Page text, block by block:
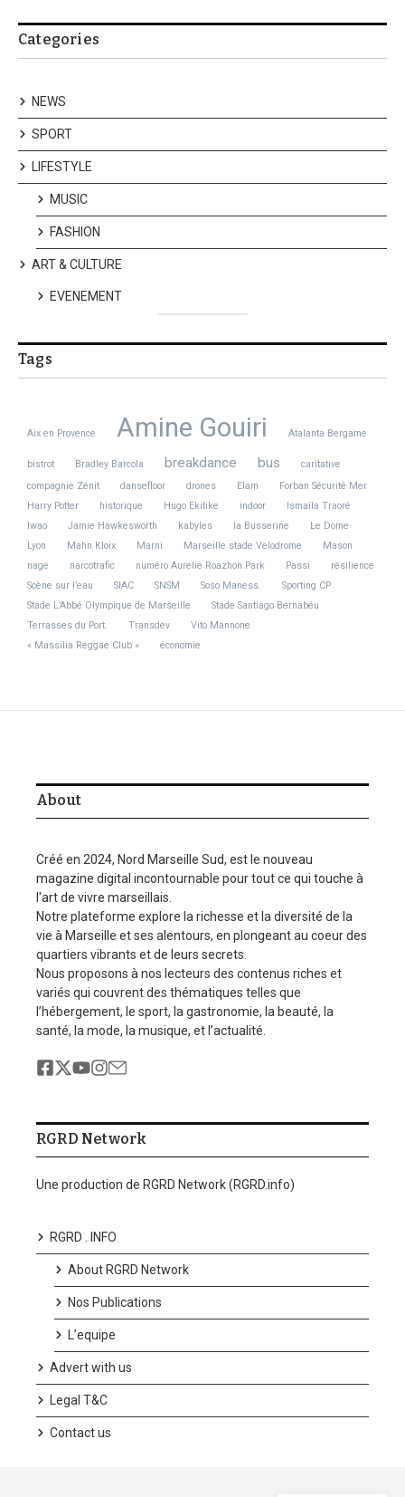
Categories
NEWS
SPORT
LIFESTYLE
MUSIC
FASHION
ART & CULTURE
EVENEMENT
Tags
Aix en Provence Amine Gouiri Atalanta Bergame
bistrot Bradley Barcola breakdance bus
caritative
compagnie Zénit
dansefloor drones Elam
Forban Sécurité Mer
Harry Potter
historique Hugo Ekitike indoor
Ismaïla Traoré
Iwao
Jamie Hawkesworth kabyles la Busserine
Le Dome
Lyon
Mahn Kloix Marni Marseille stade Velodrome
Mason
nage
narcotrafic numéro Aurelie Roazhon Park Passi
résilience
Scène sur l’eau
SIAC SNSM Soso Maness.
Sporting CP
Stade L’Abbé Olympique de Marseille
Stade Santiago Bernabéu
Terrasses du Port.
Transdev
Vito Mannone
« Massilia Reggae Club »
économie
About
Créé en 2024, Nord Marseille Sud, est le nouveau
magazine digital incontournable pour tout ce qui touche à
l'art de vivre marseillais.
Notre plateforme explore la richesse et la diversité de la
vie à Marseille et ses alentours, en plongeant au coeur des
quartiers vibrants et de leurs secrets.
Nous proposons à nos lecteurs des contenus riches et
variés qui couvrent des thématiques telles que
l’hébergement, le sport, la gastronomie, la beauté, la
santé, la mode, la musique, et l’actualité.
RGRD Network
Une production de RGRD Network (RGRD.info)
RGRD . INFO
About RGRD Network
Nos Publications
L’equipe
Advert with us
Legal T&C
Contact us